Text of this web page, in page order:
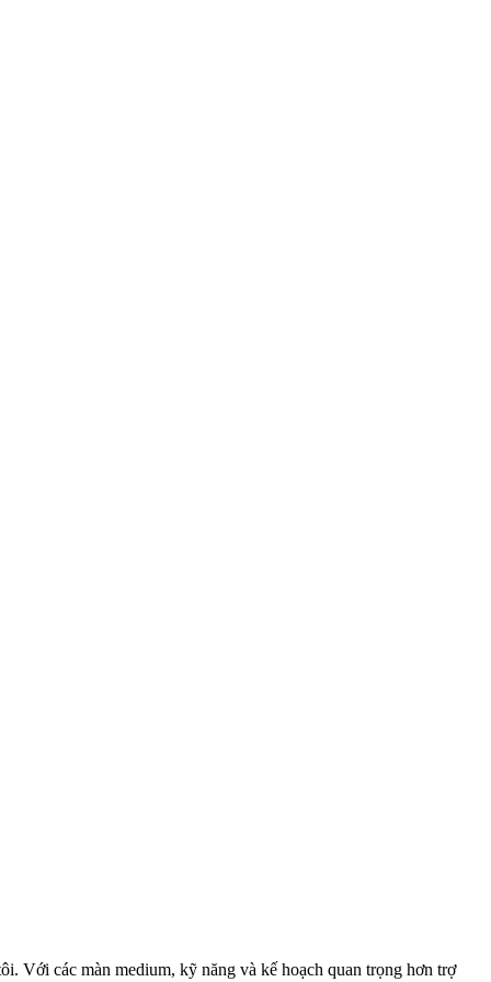
Với các màn medium, kỹ năng và kế hoạch quan trọng hơn trợ